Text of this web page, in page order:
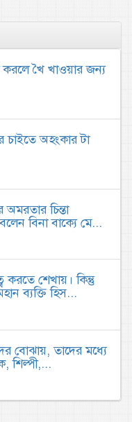
করলে খৈ খাওয়ার জন্য
চাইতে অহংকার টা
চিন্তা
বিনা বাক্যে মে...
শেখায়। কিন্তু
ব্যক্তি হিস...
বোঝায়, তাদের মধ্যে
শিল্পী,...